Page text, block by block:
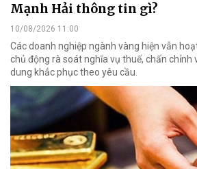
Mạnh Hải thông tin gì?
10/08/2026 11:00
Các doanh nghiệp ngành vàng hiện vẫn
chủ động rà soát nghĩa vụ thuế, chấn chỉnh
dung khắc phục theo yêu cầu.